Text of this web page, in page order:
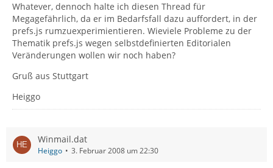
Whatever, dennoch halte ich diesen Thread für
Megagefährlich, da er im Bedarfsfall dazu auffordert, in der
prefs.js rumzuexperimientieren. Wieviele Probleme zu der
Thematik prefs.js wegen selbstdefinierten Editorialen
Veränderungen wollen wir noch haben?
Gruß aus Stuttgart
Heiggo
Winmail.dat
Heiggo 3. Februar 2008 um 22:30